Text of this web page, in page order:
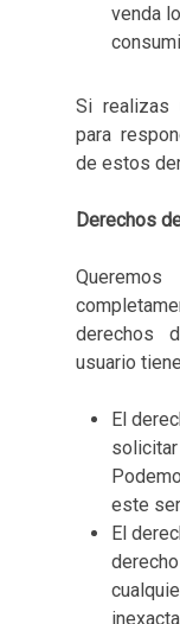
venda
Si realizas
para
de estos
Derechos
derechos
usuario
El
este
El